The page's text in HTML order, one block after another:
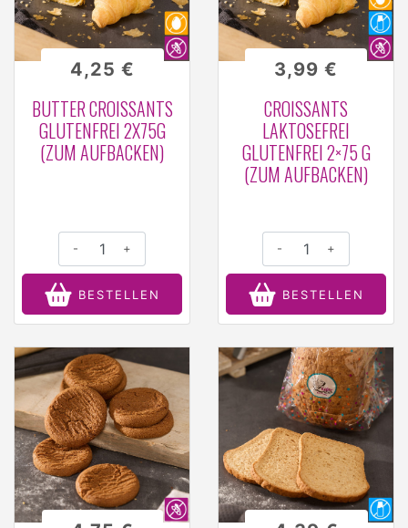
BUTTER CROISSANTS
GLUTENFREI 2X75G
(ZUM AUFBACKEN)
4,25 €
- +
BESTELLEN
CROISSANTS
LAKTOSEFREI
GLUTENFREI 2×75 G
(ZUM AUFBACKEN)
3,99 €
- +
BESTELLEN